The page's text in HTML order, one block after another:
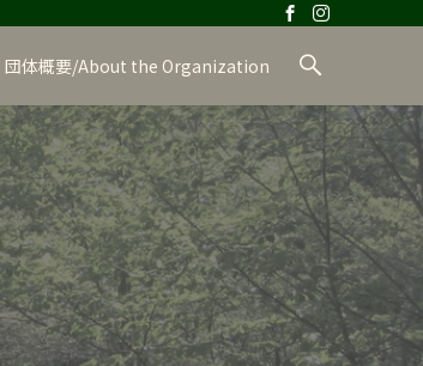
団体概要/About the Organization